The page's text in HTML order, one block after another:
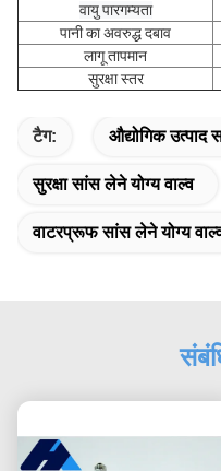
वायु पारगम्यता
पानी का अवरुद्ध दबाव
लागू तापमान
सुरक्षा स्तर
टैग: औद्योगिक उत्पाद
सुरक्षा सांस लेने योग्य वाल्व
वाटरप्रूफ सांस लेने योग्य